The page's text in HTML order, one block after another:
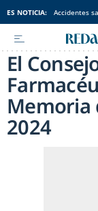
ES NOTICIA: Accidentes
El
Memoria
2024